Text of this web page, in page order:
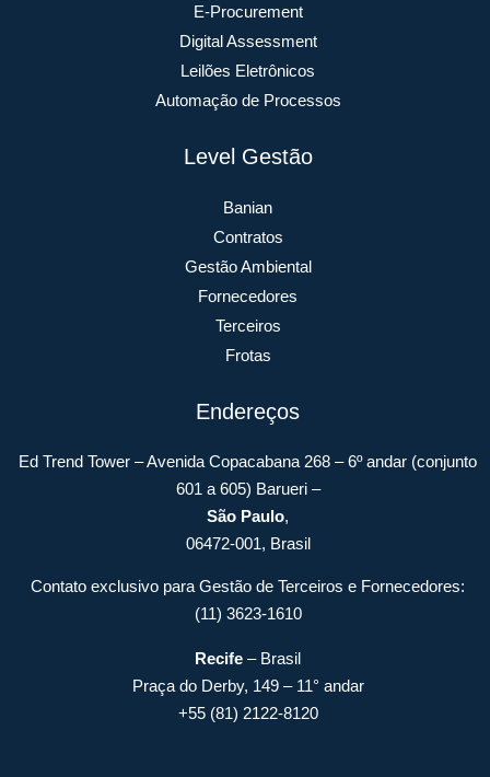
E-Procurement
Digital Assessment
Leilões Eletrônicos
Automação de Processos
Level Gestão
Banian
Contratos
Gestão Ambiental
Fornecedores
Terceiros
Frotas
Endereços
Ed Trend Tower – Avenida Copacabana 268 – 6º andar (conjunto
601 a 605) Barueri –
São Paulo,
06472-001, Brasil
Contato exclusivo para Gestão de Terceiros e Fornecedores:
(11) 3623-1610
Recife – Brasil
Praça do Derby, 149 – 11° andar
+55 (81) 2122-8120